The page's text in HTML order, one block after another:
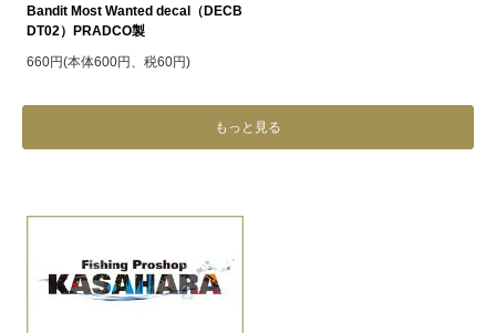
Bandit Most Wanted decal（DECB
DT02）PRADCO製
660円(本体600円、税60円)
もっと見る